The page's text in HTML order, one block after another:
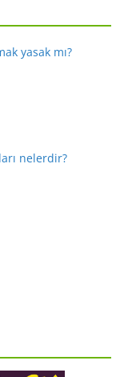
yasak mı?
nelerdir?